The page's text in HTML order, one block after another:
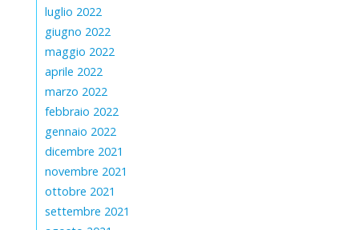
luglio 2022
giugno 2022
maggio 2022
aprile 2022
marzo 2022
febbraio 2022
gennaio 2022
dicembre 2021
novembre 2021
ottobre 2021
settembre 2021